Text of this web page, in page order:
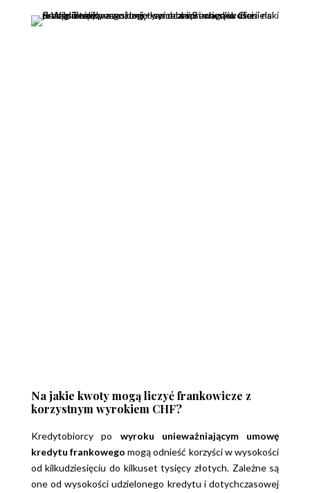
Na jakie kwoty mogą liczyć frankowicze z
korzystnym wyrokiem CHF?
Kredytobiorcy po wyroku unieważniającym umowę
kredytu frankowego mogą odnieść korzyści w wysokości
od kilkudziesięciu do kilkuset tysięcy złotych. Zależne są
one od wysokości udzielonego kredytu i dotychczasowej